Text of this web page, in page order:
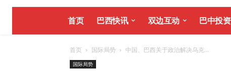
首页 巴西快讯 双边互动 巴中投资
首页 国际局势 中国、巴西关于政治解决乌克...
国际局势